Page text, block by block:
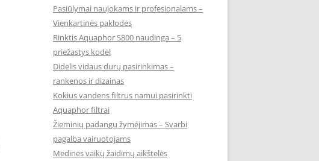
Pasiūlymai naujokams ir profesionalams –
Vienkartinės paklodės
Rinktis Aquaphor S800 naudinga – 5
priežastys kodėl
Didelis vidaus durų pasirinkimas –
rankenos ir dizainas
Kokius vandens filtrus namui pasirinkti
Aquaphor filtrai
Žieminių padangų žymėjimas – Svarbi
pagalba vairuotojams
Medinės vaikų žaidimų aikštelės